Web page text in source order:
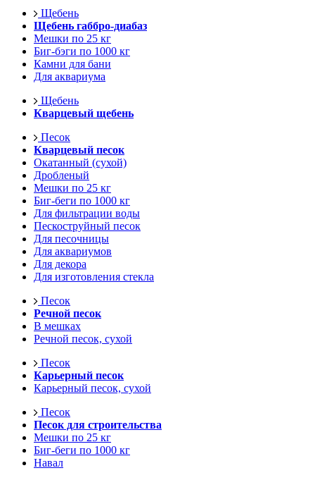
Щебень
Щебень габбро-диабаз
Мешки по 25 кг
Биг-бэги по 1000 кг
Камни для бани
Для аквариума
Щебень
Кварцевый щебень
Песок
Кварцевый песок
Окатанный (сухой)
Дробленый
Мешки по 25 кг
Биг-беги по 1000 кг
Для фильтрации воды
Пескоструйный песок
Для песочницы
Для аквариумов
Для декора
Для изготовления стекла
Песок
Речной песок
В мешках
Речной песок, сухой
Песок
Карьерный песок
Карьерный песок, сухой
Песок
Песок для строительства
Мешки по 25 кг
Биг-беги по 1000 кг
Навал